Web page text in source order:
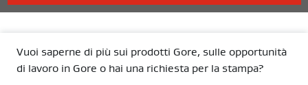
Vuoi saperne di più sui prodotti Gore, sulle opportunità
di lavoro in Gore o hai una richiesta per la stampa?